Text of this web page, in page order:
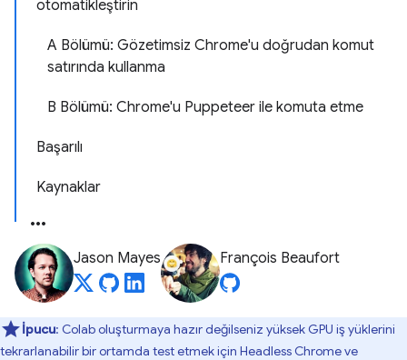
otomatikleştirin
A Bölümü: Gözetimsiz Chrome'u doğrudan komut
satırında kullanma
B Bölümü: Chrome'u Puppeteer ile komuta etme
Başarılı
Kaynaklar
Jason Mayes François Beaufort
İpucu: Colab oluşturmaya hazır değilseniz yüksek GPU iş yüklerini
tekrarlanabilir bir ortamda test etmek için Headless Chrome ve